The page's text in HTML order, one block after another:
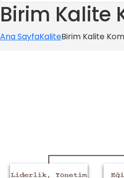
Birim Kalite
Ana SayfaKaliteBirim Kalite